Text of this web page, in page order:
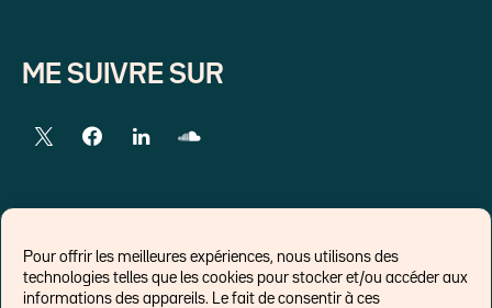
Pour offrir les meilleures expériences, nous utilisons des
technologies telles que les cookies pour stocker et/ou accéder aux
informations des appareils. Le fait de consentir à ces
ME SUIVRE SUR
LIENS EXTERNES
Chroniques pour Forbes